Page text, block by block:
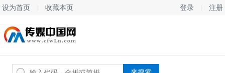
设为首页 收藏本页 登录 注册